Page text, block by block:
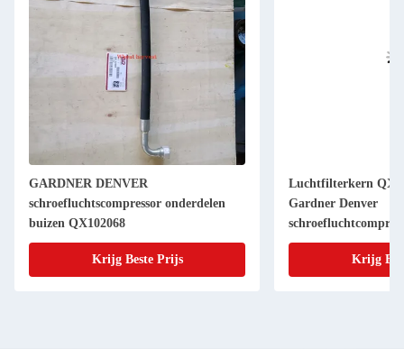
GARDNER DENVER
schroefluchtscompressor onderdelen
buizen QX102068
Krijg Beste Prijs
Luchtfilterkern
Gardner Denver
Krijg